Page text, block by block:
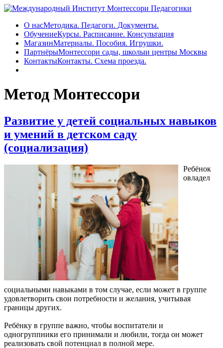
О насМетодика. Педагоги. Документы.
ОбучениеКурсы. Расписание. Консультация
МагазинМатериалы. Пособия. Игрушки.
ПартнёрыМонтессори сады, школыи центры Москвы
КонтактыКонтакты. Схема проезда.
Метод Монтессори
Развитие у детей социальных навыков
и умений в детском саду
(социализация)
Ребёнок
овладел
социальными навыками в том случае, если может в группе
удовлетворить свои потребности и желания, учитывая
границы других.
Ребёнку в группе важно, чтобы воспитатели и
одногруппники его принимали и любили, тогда он может
реализовать свой потенциал в полной мере.